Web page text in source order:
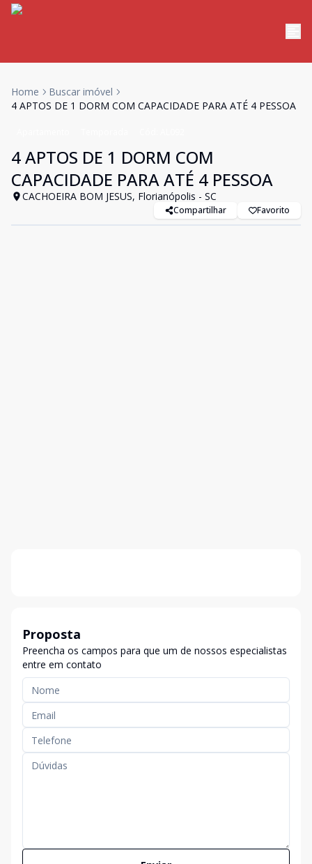
Home
Buscar imóvel
4 APTOS DE 1 DORM COM CAPACIDADE PARA ATÉ 4 PESSOA
4 APTOS DE 1 DORM COM
CAPACIDADE PARA ATÉ 4 PESSOA
CACHOEIRA BOM JESUS, Florianópolis - SC
Compartilhar Favorito
Proposta
Preencha os campos para que um de nossos especialistas
entre em contato